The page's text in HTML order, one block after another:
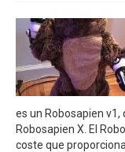
es un Robosapien v1,
Robosapien X. El
coste que